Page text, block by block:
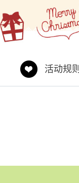
活动规则